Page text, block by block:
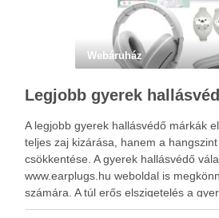
Webáruház
A legjobb gyerek hallásvédő márkák
teljes zaj kizárása, hanem a
csökkentése. A gyerek hallásvédő
www.earplugs.hu weboldal is
számára. A túl erős elszigetelés a
kényelmetlenséget, félelmet vagy